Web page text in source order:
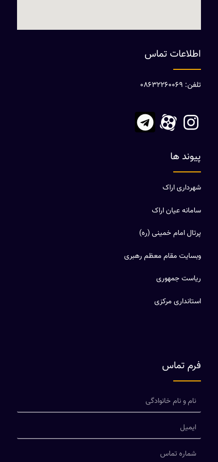
اطلاعات تماس
تلفن: 08632260069
پیوند ها
شهرداری اراک
سامانه عیان اراک
پرتال امام خمینی (ره)
وبسایت مقام معظم رهبری
ریاست جمهوری
استانداری مرکزی
فرم تماس